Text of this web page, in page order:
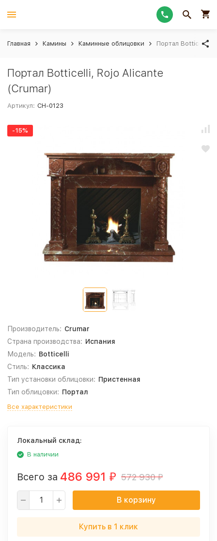
Главная Камины Каминные облицовки Портал Botticelli,
Портал Botticelli, Rojo Alicante
(Crumar)
Артикул: CH-0123
-15%
Производитель: Crumar
Страна производства: Испания
Модель: Botticelli
Стиль: Классика
Тип установки облицовки: Пристенная
Тип облицовки: Портал
Все характеристики
Локальный склад:
В наличии
Всего за 486 991 ₽ 572 930₽
В корзину
Купить в 1 клик